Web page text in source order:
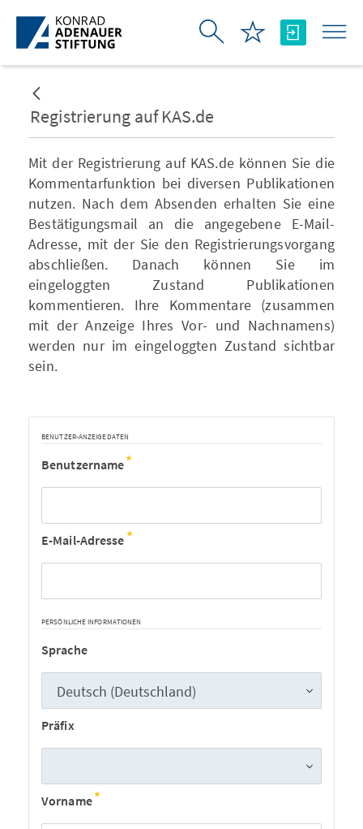
Zum Hauptinhalt springen
Registrierung auf KAS.de
Mit der Registrierung auf KAS.de können Sie die
Kommentarfunktion bei diversen Publikationen
nutzen. Nach dem Absenden erhalten Sie eine
Bestätigungsmail an die angegebene E-Mail-
Adresse, mit der Sie den Registrierungsvorgang
abschließen. Danach können Sie im
eingeloggten Zustand Publikationen
kommentieren. Ihre Kommentare (zusammen
mit der Anzeige Ihres Vor- und Nachnamens)
werden nur im eingeloggten Zustand sichtbar
sein.
BENUTZER-ANZEIGEDATEN
Benutzername
E-Mail-Adresse
PERSÖNLICHE INFORMATIONEN
Sprache
Präfix
Vorname